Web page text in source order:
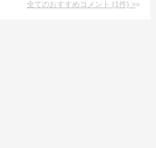
全てのおすすめコメント (1件) >